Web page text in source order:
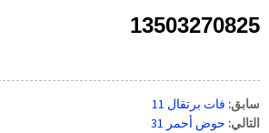
13503270825
سابق: فات برتقال 11
التالي: حوض أحمر 31